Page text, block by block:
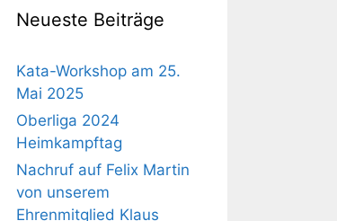
Neueste Beiträge
Kata-Workshop am 25.
Mai 2025
Oberliga 2024
Heimkampftag
Nachruf auf Felix Martin
von unserem
Ehrenmitglied Klaus